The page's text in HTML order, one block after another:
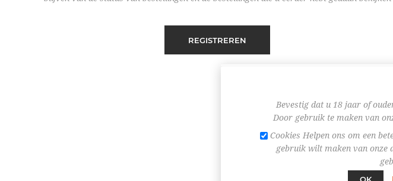
REGISTREREN
Bevestig dat u 18 jaar of
Door gebruik te maken van
Cookies Helpen ons om een
gebruik wilt maken van onze
OK